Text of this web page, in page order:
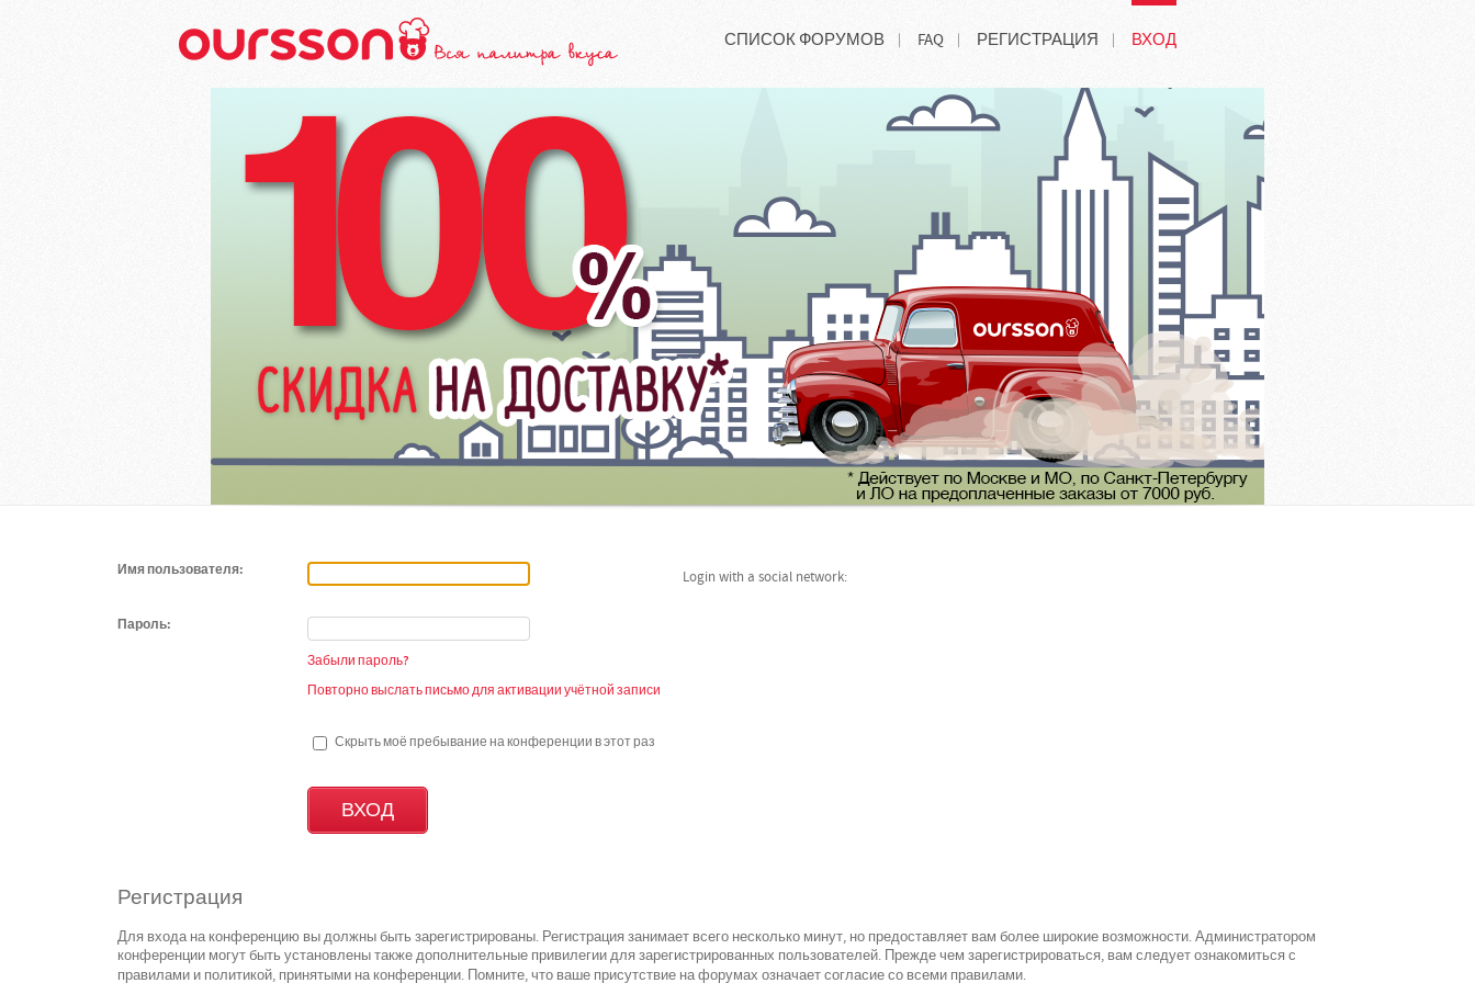
СПИСОК ФОРУМОВ FAQ РЕГИСТРАЦИЯ ВХОД
Имя пользователя:
Пароль:
Забыли пароль?
Повторно выслать письмо для активации учётной записи
Скрыть моё пребывание на конференции в этот раз
Login with a social network:
Регистрация
Для входа на конференцию вы должны быть зарегистрированы. Регистрация занимает всего несколько минут, но предоставляет вам более широкие возможности. Администратором
конференции могут быть установлены также дополнительные привилегии для зарегистрированных пользователей. Прежде чем зарегистрироваться, вам следует ознакомиться с
правилами и политикой, принятыми на конференции. Помните, что ваше присутствие на форумах означает согласие со всеми правилами.